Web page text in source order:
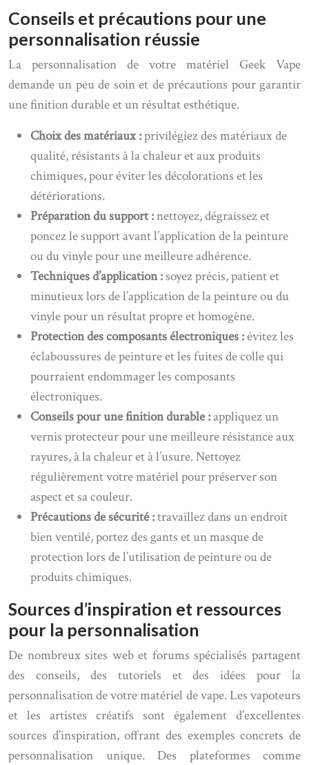
Conseils et précautions pour une
personnalisation réussie
La personnalisation de votre matériel Geek Vape
demande un peu de soin et de précautions pour garantir
une finition durable et un résultat esthétique.
Choix des matériaux :privilégiez des matériaux de
qualité, résistants à la chaleur et aux produits
chimiques, pour éviter les décolorations et les
détériorations.
Préparation du support :nettoyez, dégraissez et
poncez le support avant l’application de la peinture
ou du vinyle pour une meilleure adhérence.
Techniques d’application :soyez précis, patient et
minutieux lors de l’application de la peinture ou du
vinyle pour un résultat propre et homogène.
Protection des composants électroniques :évitez les
éclaboussures de peinture et les fuites de colle qui
pourraient endommager les composants
électroniques.
Conseils pour une finition durable :appliquez un
vernis protecteur pour une meilleure résistance aux
rayures, à la chaleur et à l’usure. Nettoyez
régulièrement votre matériel pour préserver son
aspect et sa couleur.
Précautions de sécurité :travaillez dans un endroit
bien ventilé, portez des gants et un masque de
protection lors de l’utilisation de peinture ou de
produits chimiques.
Sources d’inspiration et ressources
pour la personnalisation
De nombreux sites web et forums spécialisés partagent
des conseils, des tutoriels et des idées pour la
personnalisation de votre matériel de vape. Les vapoteurs
et les artistes créatifs sont également d’excellentes
sources d’inspiration, offrant des exemples concrets de
personnalisation unique. Des plateformes comme